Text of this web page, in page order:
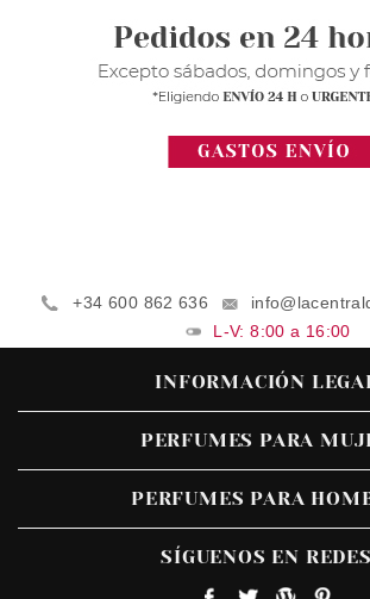
+34 600 862 636
L-V: 8:00 a 16:00
INFORMACIÓN
PERFUMES PARA
PERFUMES PARA
SÍGUENOS EN REDES